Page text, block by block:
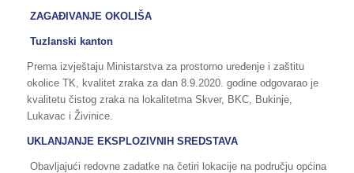
ZAGAĐIVANJE OKOLIŠA
Tuzlanski kanton
Prema izvještaju Ministarstva za prostorno uređenje i zaštitu
okolice TK, kvalitet zraka za dan 8.9.2020. godine odgovarao je
kvalitetu čistog zraka na lokalitetma Skver, BKC, Bukinje,
Lukavac i Živinice.
UKLANJANJE EKSPLOZIVNIH SREDSTAVA
Obavljajući redovne zadatke na četiri lokacije na području općina